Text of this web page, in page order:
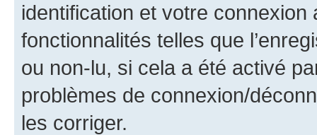
identification et votre
fonctionnalités telles que
ou non-lu, si cela a été activé
problèmes de connexion/
les corriger.